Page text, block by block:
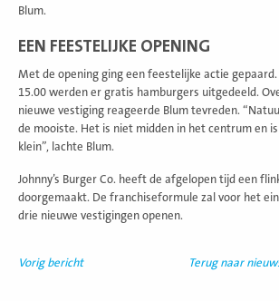
Blum.
EEN FEESTELIJKE OPENING
Met de opening ging een feestelijke actie gepaard.
15.00 werden er gratis hamburgers uitgedeeld.
nieuwe vestiging reageerde Blum tevreden.
de mooiste. Het is niet midden in het centrum en
klein”, lachte Blum.
Johnny’s Burger Co. heeft de afgelopen tijd een
doorgemaakt. De franchiseformule zal voor het
drie nieuwe vestigingen openen.
Vorig bericht Terug naar